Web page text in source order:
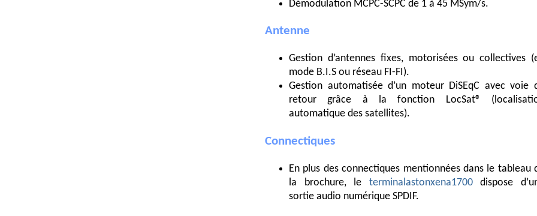
Démodulation MCPC-SCPC de 1 à 45 MSym/s.
Antenne
Gestion d’antennes fixes, motorisées ou collectives
mode B.I.S ou réseau FI-FI).
Gestion automatisée d’un moteur DiSEqC avec voie
retour grâce à la fonction LocSat®
automatique des satellites).
Connectiques
En plus des connectiques mentionnées dans le tableau
la brochure, le terminalastonxena1700dispose
sortie audio numérique SPDIF.